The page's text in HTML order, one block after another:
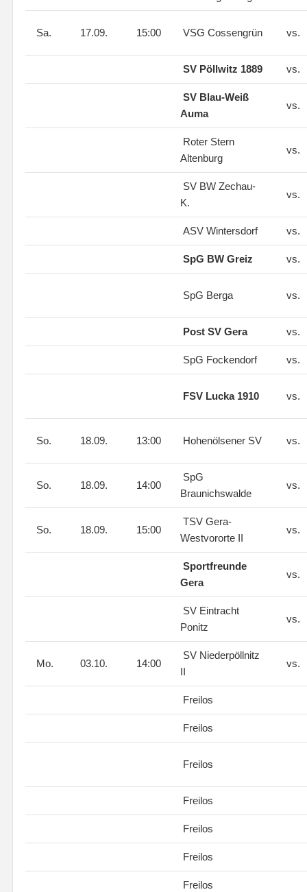
Sa. 17.09. 15:00 VSG Cossengrün vs.
SV Pöllwitz 1889 vs.
SV Blau-Weiß
Auma
vs.
Roter Stern
Altenburg
vs.
SV BW Zechau-
K.
vs.
ASV Wintersdorf vs.
SpG BW Greiz vs.
SpG Berga vs.
Post SV Gera vs.
SpG Fockendorf vs.
FSV Lucka 1910 vs.
So. 18.09. 13:00 Hohenölsener SV vs.
So. 18.09. 14:00
SpG
Braunichswalde
vs.
So. 18.09. 15:00
TSV Gera-
Westvororte II
vs.
Sportfreunde
Gera
vs.
SV Eintracht
Ponitz
vs.
Mo. 03.10. 14:00
SV Niederpöllnitz
II
vs.
Freilos
Freilos
Freilos
Freilos
Freilos
Freilos
Freilos